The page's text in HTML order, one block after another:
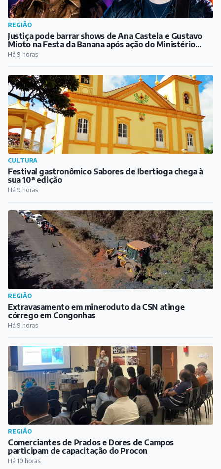
CULTURA
Festival gastronômico Sabores de Ibertioga chega à
sua 10ª edição
Há 9 horas
REGIÃO
Extravasamento em mineroduto da CSN atinge
córrego em Congonhas
Há 9 horas
REGIÃO
Comerciantes de Prados e Dores de Campos
participam de capacitação do Procon
Há 10 horas
CIDADE
Radares são retirados da MG-338, entre Barbacena e
Campolide